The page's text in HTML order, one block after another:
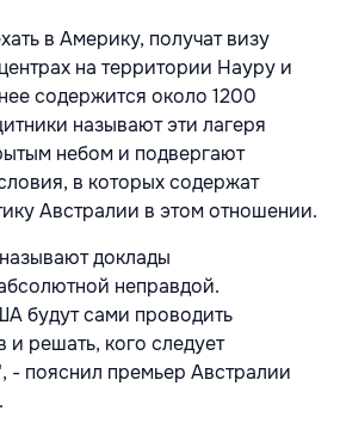
в Америку, получат визу
на территории Науру и
содержится около 1200
называют эти лагеря
небом и подвергают
в которых содержат
Австралии в этом отношении.
доклады
неправдой.
будут сами проводить
и решать, кого следует
- пояснил премьер Австралии